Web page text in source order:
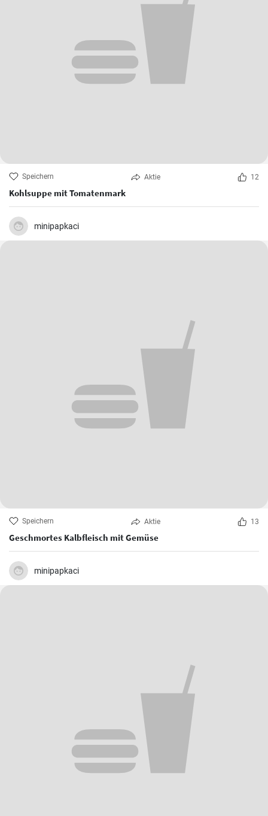
Speichern Aktie 12
Kohlsuppe mit Tomatenmark
minipapkaci
Speichern Aktie 13
Geschmortes Kalbfleisch mit Gemüse
minipapkaci